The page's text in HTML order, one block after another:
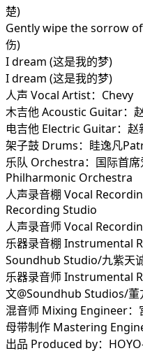
楚)
Gently wipe the sorrow
伤)
I dream (这是我的梦)
I dream (这是我的梦)
人声 Vocal Artist：Chevy
木吉他 Acoustic Guitar：
电吉他 Electric Guitar：赵
架子鼓 Drums：眭逸凡
乐队 Orchestra：国际首
Philharmonic Orchestra
人声录音棚 Vocal
Recording Studio
人声录音师 Vocal
乐器录音棚 Instrumental
Soundhub Studio/九紫天
乐器录音师 Instrumental
文@Soundhub Studios/董
混音师 Mixing Engineer：
母带制作 Mastering
出品 Produced by：